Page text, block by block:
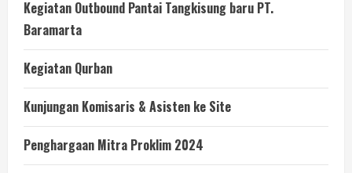
Kegiatan Outbound Pantai Tangkisung baru PT.
Baramarta
Kegiatan Qurban
Kunjungan Komisaris & Asisten ke Site
Penghargaan Mitra Proklim 2024